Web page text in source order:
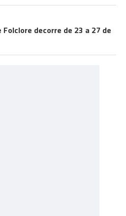
Folclore decorre de 23 a 27 de